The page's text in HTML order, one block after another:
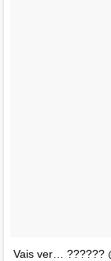
Vais ver… ??????